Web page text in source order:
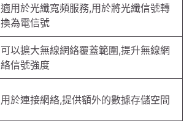
適用於光纖寬頻服務,用於將光纖信號轉
換為電信號
可以擴大無線網絡覆蓋範圍,提升無線網
絡信號強度
用於連接網絡,提供額外的數據存儲空間